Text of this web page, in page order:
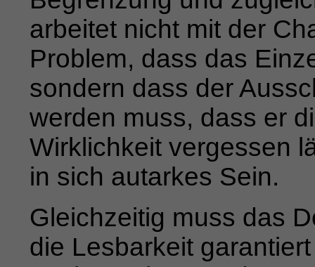
arbeitet nicht mit der
Problem, dass das
sondern dass der
werden muss, dass er
Wirklichkeit vergessen
in sich autarkes Sein.
Gleichzeitig muss das
die Lesbarkeit